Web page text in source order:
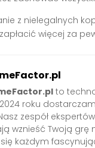
z nielegalnych
więcej za
to
roku
zespół
wznieść Twoją grę
każdym